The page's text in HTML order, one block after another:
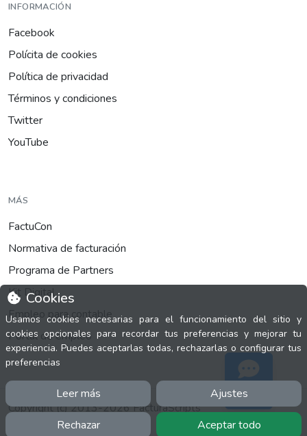
Cookies
Usamos cookies necesarias para el funcionamiento del sitio y
cookies opcionales para recordar tus preferencias y mejorar tu
experiencia. Puedes aceptarlas todas, rechazarlas o configurar tus
preferencias
Leer más Ajustes
Rechazar Aceptar todo
INFORMACIÓN
Facebook
Polícita de cookies
Política de privacidad
Términos y condiciones
Twitter
YouTube
MÁS
FactuCon
Normativa de facturación
Programa de Partners
Kit Digital
Empleo para contable
Portal de empleo
Copyright (c) 2013-2026 FacturaScripts
0.09633s
Soporte